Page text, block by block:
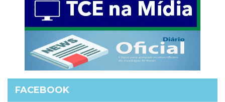
FACEBOOK